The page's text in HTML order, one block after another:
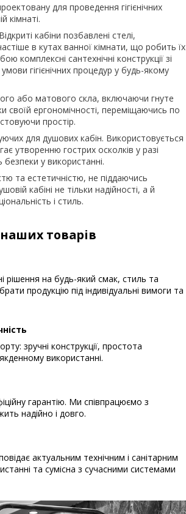
для проведення гігієнічних
кімнаті.
кабіни позбавлені стелі,
в кутах ванної кімнати, що робить їх
комплексні сантехнічні конструкції зі
гігієнічних процедур у будь-якому
або матового скла, включаючи гнуте
своїй ергономічності, переміщаючись по
простір.
для душових кабін. Використовується
утворенню гострих осколків у разі
у використанні.
та естетичністю, не піддаючись
кабіні не тільки надійності, а й
і стиль.
товарів
рішення на будь-який смак, стиль та
продукцію під індивідуальні вимоги та
зручні конструкції, простота
використанні.
гарантію. Ми співпрацюємо з
надійно і довго.
актуальним технічним і санітарним
та сумісна з сучасними системами